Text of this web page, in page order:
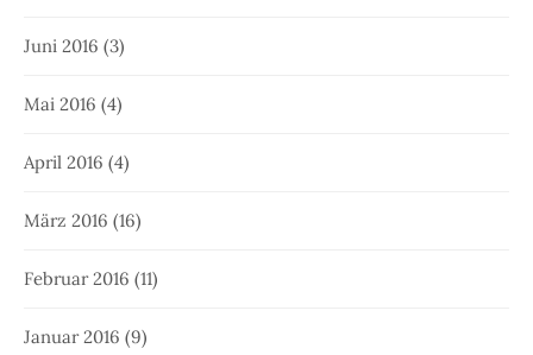
Juni 2016 (3)
Mai 2016 (4)
April 2016 (4)
März 2016 (16)
Februar 2016 (11)
Januar 2016 (9)